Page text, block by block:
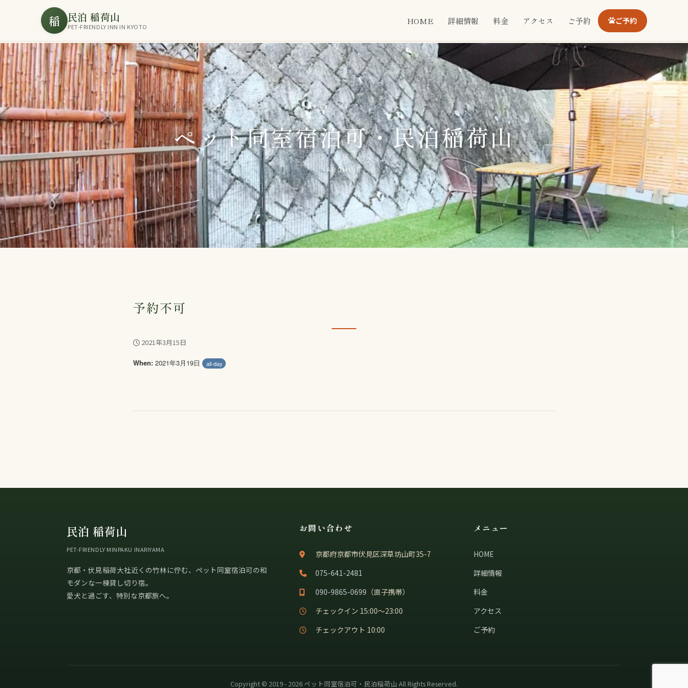
稲 民泊 稲荷山
PET-FRIENDLY INN IN KYOTO
HOME 詳細情報 料金 アクセス ご予約 ご予約
ペット同室宿泊可・民泊稲荷山
ARCHIVE
予約不可
2021年3月15日
When: 2021年3月19日 all-day
民泊 稲荷山
PET-FRIENDLY MINPAKU INARIYAMA
京都・伏見稲荷大社近くの竹林に佇む、ペット同室宿泊可の和
モダンな一棟貸し切り宿。
愛犬と過ごす、特別な京都旅へ。
お問い合わせ
京都府京都市伏見区深草坊山町35-7
075-641-2481
090-9865-0699 （直子携帯）
チェックイン 15:00〜23:00
チェックアウト 10:00
メニュー
HOME
詳細情報
料金
アクセス
ご予約
Copyright © 2019 - 2026 ペット同室宿泊可・民泊稲荷山 All Rights Reserved.